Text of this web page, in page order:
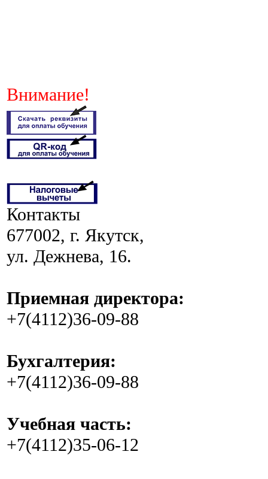
Внимание!
Контакты
677002, г. Якутск,
ул. Дежнева, 16.
Приемная директора:
+7(4112)36-09-88
Бухгалтерия:
+7(4112)36-09-88
Учебная часть:
+7(4112)35-06-12